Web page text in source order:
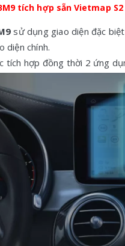
tích hợp sẵn Vietmap
sử dụng giao diện đặc
diện chính.
tích hợp đồng thời 2 ứng